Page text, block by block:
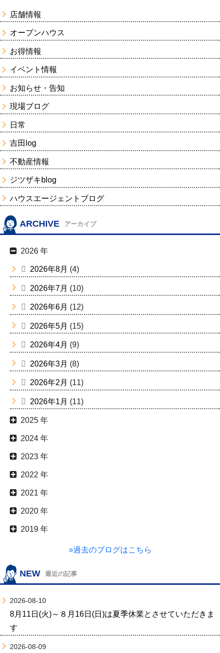
店舗情報
オープンハウス
お得情報
イベント情報
お知らせ・告知
現場ブログ
日常
吉田log
不動産情報
ジツザキblog
ハウスエージェントブログ
ARCHIVE アーカイブ
2026 年
2026年8月 (4)
2026年7月 (10)
2026年6月 (12)
2026年5月 (15)
2026年4月 (9)
2026年3月 (8)
2026年2月 (11)
2026年1月 (11)
2025 年
2024 年
2023 年
2022 年
2021 年
2020 年
2019 年
»過去のブログはこちら
NEW 最近の記事
2026-08-10
8月11日(火)～８月16日(日)は夏季休業とさせていただきま
す
2026-08-09